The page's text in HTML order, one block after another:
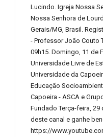
Lucindo. Igreja Nossa
Nossa Senhora de
Gerais/MG, Brasil.
- Professor João Couto
09h15. Domingo, 11 de
Universidade Livre de
Universidade da
Educação
Capoeira - ASCA e
Fundado Terça-feira, 29
deste canal e ganhe
https://